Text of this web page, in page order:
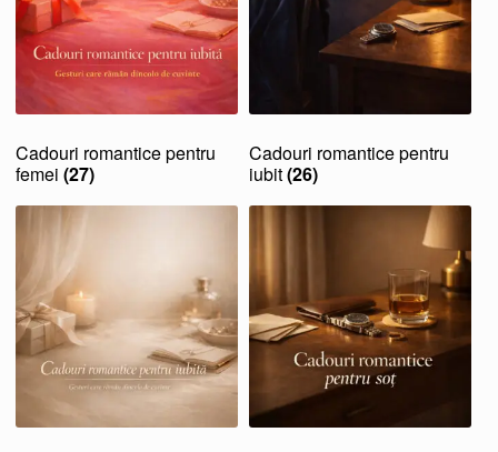
Cadouri romantice pentru
femei (27)
Cadouri romantice pentru
iubit(26)